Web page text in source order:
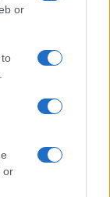
or
or nella